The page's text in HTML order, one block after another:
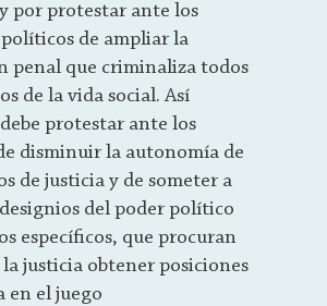
por protestar ante los
políticos de ampliar la
penal que criminaliza todos
de la vida social. Así
protestar ante los
disminuir la autonomía de
de justicia y de someter a
del poder político
específicos, que procuran
justicia obtener posiciones
en el juego